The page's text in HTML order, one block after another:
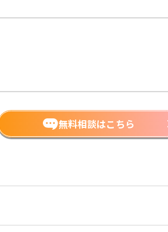
無料相談はこちら